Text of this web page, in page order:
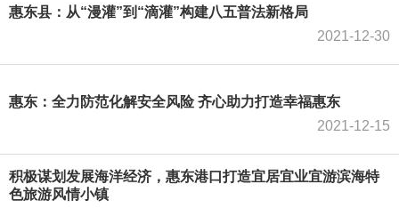
惠东县：从“漫灌”到“滴灌”构建八五普法新格局
2021-12-30
惠东：全力防范化解安全风险 齐心助力打造幸福惠东
2021-12-15
积极谋划发展海洋经济，惠东港口打造宜居宜业宜游滨海特
色旅游风情小镇